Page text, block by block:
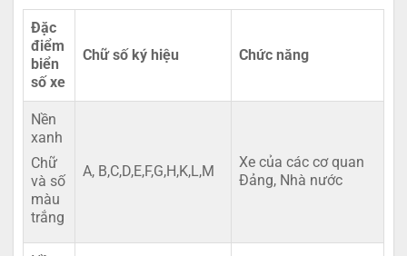
Đặc
điểm
biển
số xe
Chữ số ký hiệu Chức năng
Nền
xanh
Chữ
và số
màu
trắng
A, B,C,D,E,F,G,H,K,L,M
Xe của các cơ quan
Đảng, Nhà nước